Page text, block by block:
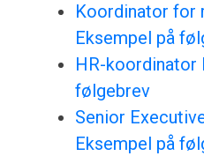
Koordinator for
Eksempel på
HR-koordinator
følgebrev
Senior
Eksempel på